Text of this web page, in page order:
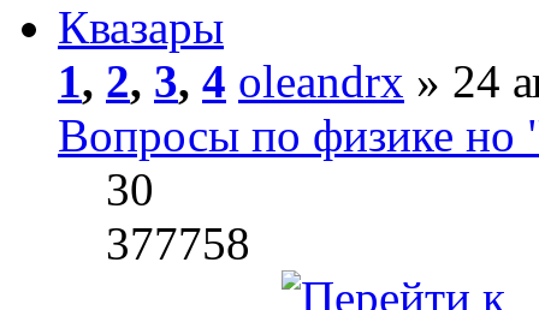
Квазары
1, 2, 3, 4 oleandrx » 24
Вопросы по физике но
30
377758